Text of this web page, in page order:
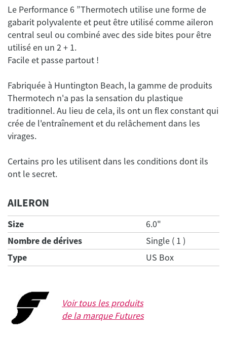
Le Performance 6 ”Thermotech utilise une forme de
gabarit polyvalente et peut être utilisé comme aileron
central seul ou combiné avec des side bites pour être
utilisé en un 2 + 1.
Fabriquée à Huntington Beach, la gamme de produits
Thermotech n'a pas la sensation du plastique
traditionnel. Au lieu de cela, ils ont un flex constant qui
crée de l'entraînement et du relâchement dans les
Certains pro les utilisent dans les conditions dont ils
ont le secret.
AILERON
Size
6.0"
Nombre de dérives
Single ( 1 )
Type
US Box
Voir tous les produits
de la marqueFutures